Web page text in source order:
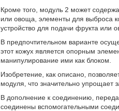
Кроме того, модуль 2 может
или овоща, элементы для выброса
устройство для подачи фрукта или
В предпочтительном варианте
этот кожух является опорным
манипулирование ими как блоком.
Изобретение, как описано,
модуля, что значительно упрощает
В дополнение к соединению,
соединены вспомогательными